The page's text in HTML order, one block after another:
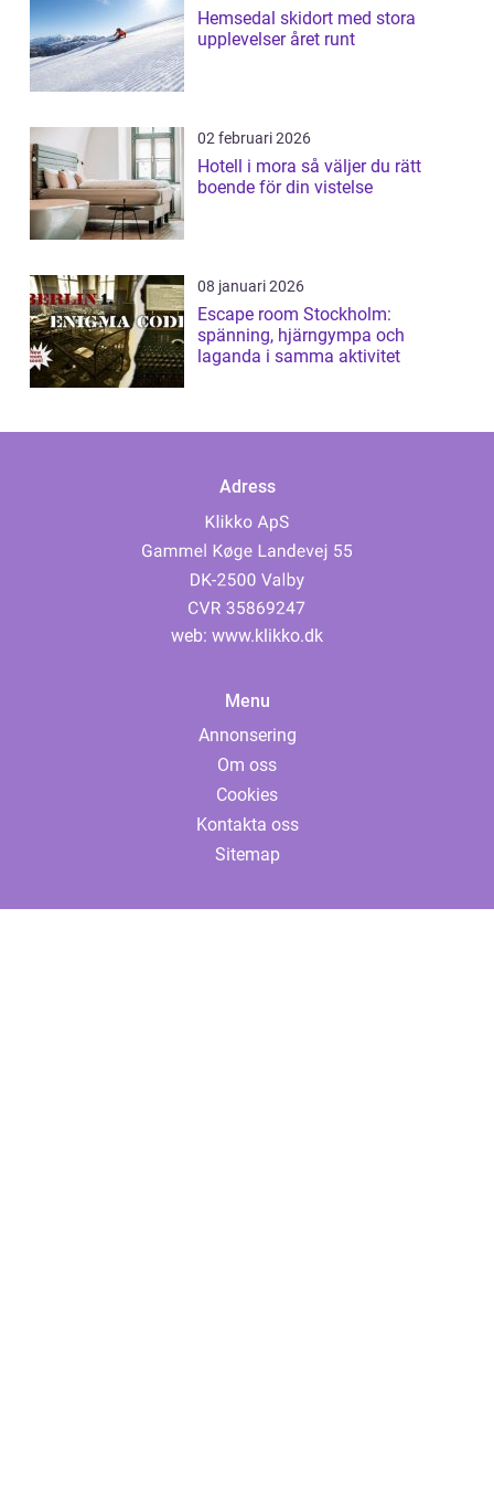
Hemsedal skidort med stora
upplevelser året runt
02 februari 2026
Hotell i mora så väljer du rätt
boende för din vistelse
08 januari 2026
Escape room Stockholm:
spänning, hjärngympa och
laganda i samma aktivitet
Adress
web: www.klikko.dk
Menu
Annonsering
Om oss
Cookies
Kontakta oss
Sitemap